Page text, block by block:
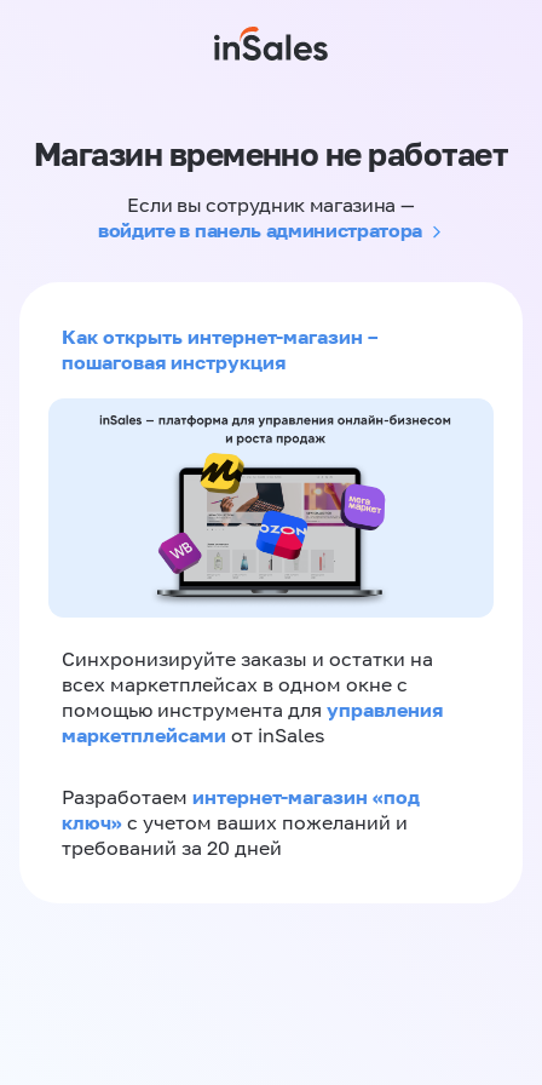
Магазин временно не работает
Если вы сотрудник магазина —
войдите в панель администратора
Как открыть интернет-магазин –
пошаговая инструкция
Синхронизируйте заказы и остатки на
всех маркетплейсах в одном окне с
помощью инструмента для управления
маркетплейсами от inSales
Разработаем интернет-магазин «‎под
ключ»‎ с учетом ваших пожеланий и
требований за 20 дней